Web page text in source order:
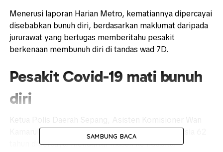
Menerusi laporan Harian Metro, kematiannya dipercayai
disebabkan bunuh diri, berdasarkan maklumat daripada
jururawat yang bertugas memberitahu pesakit
berkenaan membunuh diri di tandas wad 7D.
Pesakit Covid-19 mati bunuh
diri
Kamarul Azran Wan Yusof berkata, Mangsa berusia 62
tahun dipercayai mendaftar masuk ke hospital
SAMBUNG BACA